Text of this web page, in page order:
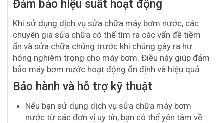
Đảm bảo hiệu suất hoạt động
Khi sử dụng dịch vụ sửa chữa máy bơm nước, các
chuyên gia sửa chữa có thể tìm ra các vấn đề tiềm
ẩn và sửa chữa chúng trước khi chúng gây ra hư
hỏng nghiêm trọng cho máy bơm. Điều này giúp đảm
bảo máy bơm nước hoạt động ổn định và hiệu quả.
Bảo hành và hỗ trợ kỹ thuật
Nếu bạn sử dụng dịch vụ sửa chữa máy bơm
nước từ các đơn vị uy tín, bạn có thể yên tâm về